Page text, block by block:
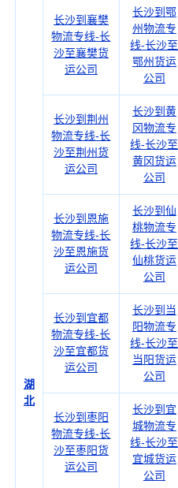
湖
北
长沙到襄樊
物流专线-长
沙至襄樊货
运公司
长沙到鄂
州物流专
线-长沙至
鄂州货运
公司
长沙到荆州
物流专线-长
沙至荆州货
运公司
长沙到黄
冈物流专
线-长沙至
黄冈货运
公司
长沙到恩施
物流专线-长
沙至恩施货
运公司
长沙到仙
桃物流专
线-长沙至
仙桃货运
公司
长沙到宜都
物流专线-长
沙至宜都货
运公司
长沙到当
阳物流专
线-长沙至
当阳货运
公司
长沙到枣阳
物流专线-长
沙至枣阳货
运公司
长沙到宜
城物流专
线-长沙至
宜城货运
公司